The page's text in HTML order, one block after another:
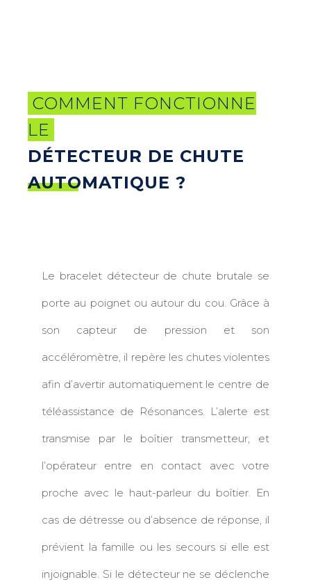
COMMENT FONCTIONNE
LE
DÉTECTEUR DE CHUTE
AUTOMATIQUE ?
Le bracelet détecteur de chute brutale se
porte au poignet ou autour du cou. Grâce à
son capteur de pression et son
accéléromètre, il repère les chutes violentes
afin d’avertir automatiquement le centre de
téléassistance de Résonances. L’alerte est
transmise par le boîtier transmetteur, et
l’opérateur entre en contact avec votre
proche avec le haut-parleur du boîtier. En
cas de détresse ou d’absence de réponse, il
prévient la famille ou les secours si elle est
injoignable. Si le détecteur ne se déclenche